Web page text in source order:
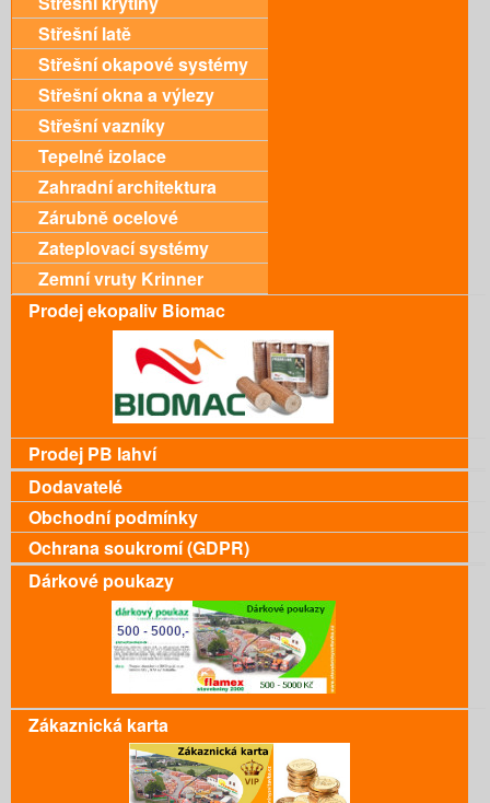
Střešní latě
Střešní okapové systémy
Střešní okna a výlezy
Střešní vazníky
Tepelné izolace
Zahradní architektura
Zárubně ocelové
Zateplovací systémy
Zemní vruty Krinner
Prodej ekopaliv Biomac
Prodej PB lahví
Dodavatelé
Obchodní podmínky
Ochrana soukromí (GDPR)
Dárkové poukazy
Zákaznická karta